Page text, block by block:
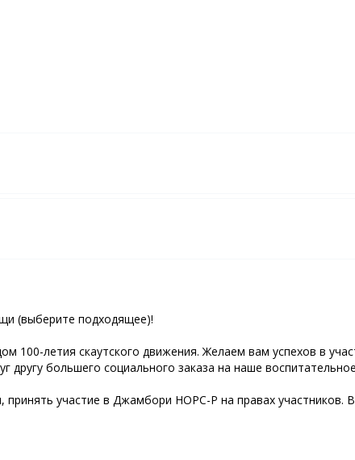
(выберите подходящее)!
100-летия скаутского движения. Желаем вам успехов в
другу большего социального заказа на наше
участие в Джамбори НОРС-Р на правах